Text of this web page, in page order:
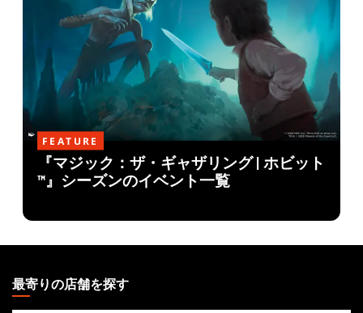
FEATURE
『マジック：ザ・ギャザリング | ホビット
™』シーズンのイベント一覧
THE
GATHERING
最寄りの店舗を探す